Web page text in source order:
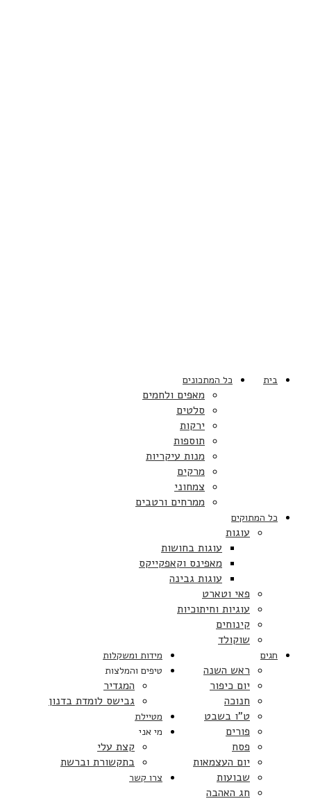
בית כל המתכונים
מאפים ולחמים
סלטים
ירקות
תוספות
מנות עיקריות
מרקים
צמחוני
ממרחים ורטבים
כל המתוקים
עוגות
עוגות בחושות
מאפינס וקאפקייקס
עוגות גבינה
פאי וטארט
עוגיות וחיתוכיות
קינוחים
שוקולד
חגים
ראש השנה
יום כיפור
חנוכה
ט”ו בשבט
פורים
פסח
יום העצמאות
שבועות
חג האהבה
מידות ומשקלות
טיפים והמלצות
המגדיר
גבישס לומדת בדנון
מטיילת
מי אני
קצת עלי
בתקשורת וברשת
צרו קשר